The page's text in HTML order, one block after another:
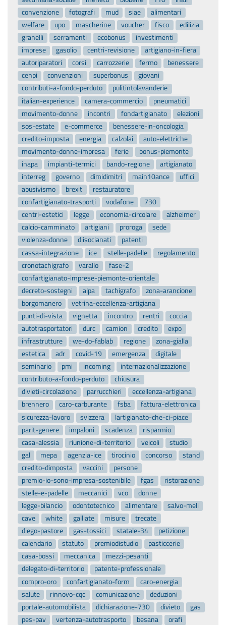
convenzione
fotografi mud siae
alimentari
welfare
upo mascherine voucher fisco
edilizia
granelli
serramenti ecobonus
investimenti
imprese
gasolio centri-revisione
artigiano-in-fiera
autoriparatori
corsi carrozzerie fermo
benessere
cenpi
convenzioni superbonus
giovani
contributi-a-fondo-perduto
pulitintolavanderie
italian-experience
camera-commercio
pneumatici
movimento-donne
incontri fondartigianato
elezioni
sos-estate
e-commerce
benessere-in-oncologia
credito-imposta
energia calzolai
auto-elettriche
movimento-donne-impresa
ferie
bonus-piemonte
inapa
impianti-termici bando-regione
artigianato
interreg
governo dimidimitri main10ance
uffici
abusivismo
brexit
restauratore
confartigianato-trasporti
vodafone
730
centri-estetici
legge economia-circolare
alzheimer
calcio-camminato
artigiani proroga
sede
violenza-donne
diisocianati
patenti
cassa-integrazione
ice stelle-padelle
regolamento
cronotachigrafo
varallo
fase-2
confartigianato-imprese-piemonte-orientale
decreto-sostegni
alpa tachigrafo
zona-arancione
borgomanero
vetrina-eccellenza-artigiana
punti-di-vista
vignetta incontro rentri
coccia
autotrasportatori
durc camion credito
expo
infrastrutture
we-do-fablab regione
zona-gialla
estetica
adr covid-19 emergenza
digitale
seminario
pmi incoming
internazionalizzazione
contributo-a-fondo-perduto
chiusura
divieti-circolazione
parrucchieri
eccellenza-artigiana
brennero
caro-carburante fsba
fattura-elettronica
sicurezza-lavoro
svizzera
lartigianato-che-ci-piace
parit-genere
impaloni scadenza
risparmio
casa-alessia
riunione-di-territorio veicoli
studio
gal
mepa agenzia-ice tirocinio concorso
stand
credito-dimposta
vaccini
persone
premio-io-sono-impresa-sostenibile
fgas
ristorazione
stelle-e-padelle
meccanici vco
donne
legge-bilancio
odontotecnico alimentare
salvo-meli
cave
white galliate misure
trecate
diego-pastore
gas-tossici statale-34
petizione
calendario
statuto premiodistudio
pasticcerie
casa-bossi
meccanica
mezzi-pesanti
delegato-di-territorio
patente-professionale
compro-oro
confartigianato-form
caro-energia
salute
rinnovo-cqc comunicazione
deduzioni
portale-automobilista
dichiarazione-730 divieto
gas
pes-pav
vertenza-autotrasporto besana
orafi